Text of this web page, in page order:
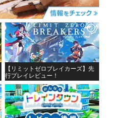
【リミットゼロブレイカーズ】先
行プレイレビュー！